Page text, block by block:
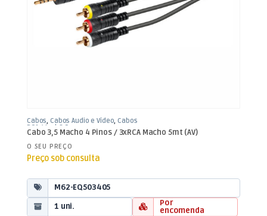
Cabos,Cabos Áudio e Vídeo,Cabos
RCA / Jack 3,5mm
Cabo 3,5 Macho 4 Pinos / 3xRCA Macho 5mt (AV)
O SEU PREÇO
Preço sob consulta
M62-EQ503405
1 uni.
Por
encomenda